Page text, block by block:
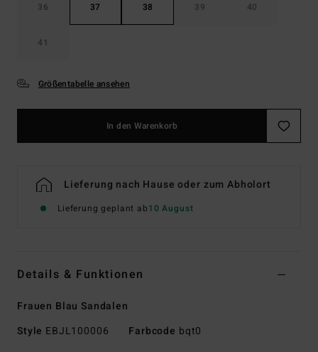
36 37 38 39 40
41
Größentabelle ansehen
In den Warenkorb
Lieferung nach Hause oder zum Abholort
Lieferung geplant ab10 August
Details & Funktionen
Frauen Blau Sandalen
Style EBJL100006 Farbcode bqt0